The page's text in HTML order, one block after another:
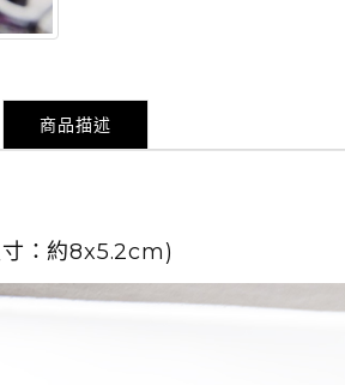
商品描述
寸：約8x5.2cm)